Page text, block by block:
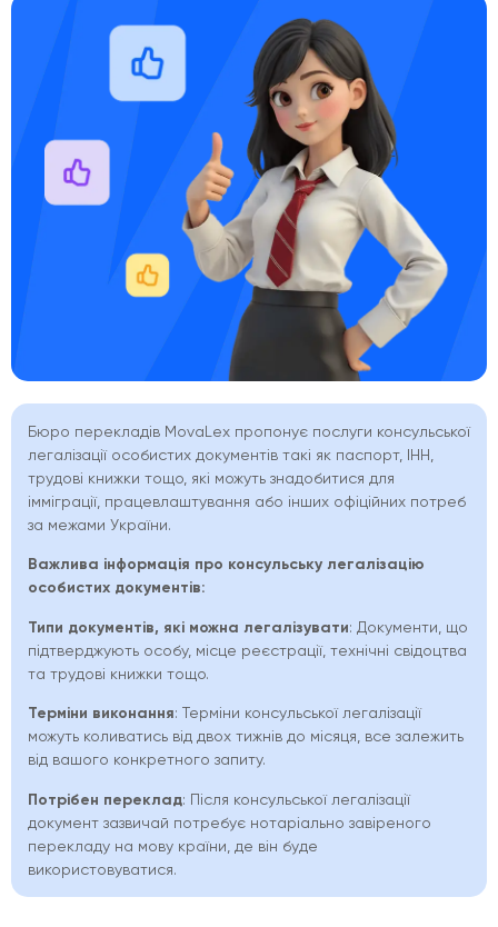
Бюро перекладів MovaLex пропонує послуги консульської
легалізації особистих документів такі як паспорт, ІНН,
трудові книжки тощо, які можуть знадобитися для
імміграції, працевлаштування або інших офіційних потреб
за межами України.
Важлива інформація про консульську легалізацію
особистих документів:
Типи документів, які можна легалізувати: Документи, що
підтверджують особу, місце реєстрації, технічні свідоцтва
та трудові книжки тощо.
Терміни виконання: Терміни консульської легалізації
можуть коливатись від двох тижнів до місяця, все залежить
від вашого конкретного запиту.
Потрібен переклад: Після консульської легалізації
документ зазвичай потребує нотаріально завіреного
перекладу на мову країни, де він буде
використовуватися.